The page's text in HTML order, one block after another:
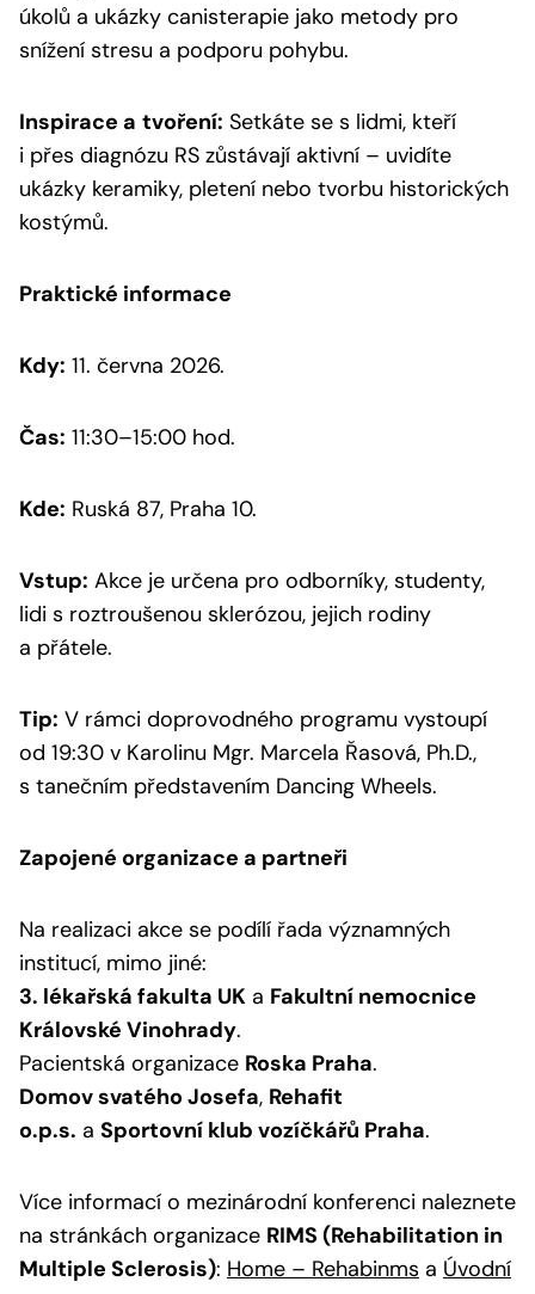
úkolů a ukázky canisterapie jako metody pro
snížení stresu a podporu pohybu.
Inspirace a tvoření: Setkáte se s lidmi, kteří
i přes diagnózu RS zůstávají aktivní – uvidíte
ukázky keramiky, pletení nebo tvorbu historických
kostýmů.
Praktické informace
Kdy: 11. června 2026.
Čas: 11:30–15:00 hod.
Kde: Ruská 87, Praha 10.
Vstup: Akce je určena pro odborníky, studenty,
lidi s roztroušenou sklerózou, jejich rodiny
a přátele.
Tip: V rámci doprovodného programu vystoupí
od 19:30 v Karolinu Mgr. Marcela Řasová, Ph.D.,
s tanečním představením Dancing Wheels.
Zapojené organizace a partneři
Na realizaci akce se podílí řada významných
institucí, mimo jiné:
3. lékařská fakulta UK a Fakultní nemocnice
Královské Vinohrady.
Pacientská organizace Roska Praha.
Domov svatého Josefa, Rehafit
o.p.s. a Sportovní klub vozíčkářů Praha.
Více informací o mezinárodní konferenci naleznete
na stránkách organizace RIMS (Rehabilitation in
Multiple Sclerosis): Home – Rehabinms a Úvodní